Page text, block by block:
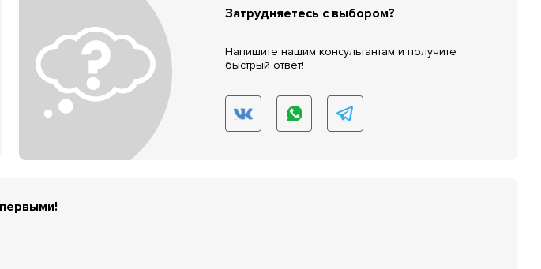
Затрудняетесь с выбором?
Напишите нашим консультантам и получите
быстрый ответ!